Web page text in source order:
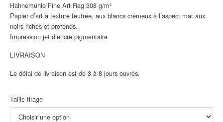
Hahnemühle Fine Art Rag 308 g/m²
Papier d’art à texture feutrée, aux blancs crémeux à l’aspect mat aux
noirs riches et profonds.
Impression jet d’encre pigmentaire
LIVRAISON
Le délai de livraison est de 3 à 8 jours ouvrés.
Taille tirage